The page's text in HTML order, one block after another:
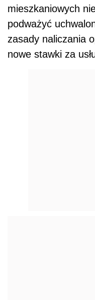
mieszkaniowych
podważyć
zasady naliczania
nowe stawki za